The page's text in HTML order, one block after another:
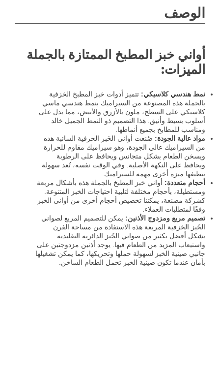
الوصف
أواني خبز المطبخ الممتازة بالجملة
الميزات:
نمط هندسي كلاسيكي: تتميز أدوات خبز المطبخ الخزفية
بالجملة هذه المصنوعة من السيراميك بنمط هندسي ماسي
كلاسيكي على السطح، ملون بالأزرق والأبيض، مما يدل على
أسلوب بسيط وأنيق. هذا التصميم ذو النمط الجميل خالد
ومناسب للمطابخ بجميع أنماطها.
مواد عالية الجودة: صُنعت أواني الخَبز الخزفية السائبة هذه
من السيراميك عالي الجودة، وهو سيراميك مقاوم للحرارة
ويسخن الطعام بشكل متجانس ويحافظ على الرطوبة
ويحافظ على النكهة الأصلية. وفي الوقت نفسه، تُعد سهولة
تنظيفها ميزة أخرى مهمة للسيراميك.
أحجام متعددة: أواني خبز المطبخ بالجملة هذه بأشكال مربعة
ومستطيلة، بأحجام مختلفة لتلبية احتياجات الخبز المتنوعة.
كشركة مصنعة، يمكننا تخصيص أحجام أخرى من أواني الخبز
وفقًا لمتطلبات العملاء.
تصميم مربع ومزدوج الأذنين: يمكن للتصميم المربع لصواني
الخَبز الخزفية المربعة هذه الاستفادة من مساحة الفرن
بشكل أفضل بكثير من صواني الخَبز الدائرية التقليدية
واستيعاب المزيد من الطعام فيها. يوجد أذنين مزدوجتين على
جانبي صينية الخبز لسهولة حملها وتحريكها، كما يمكن تشغيلها
بأمان عندما تكون صينية الخبز تحمل الطعام الساخن.